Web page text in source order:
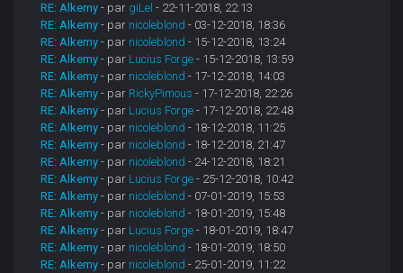
RE: Alkemy - par giLel - 22-11-2018, 22:13
RE: Alkemy - par nicoleblond - 03-12-2018, 18:36
RE: Alkemy - par nicoleblond - 15-12-2018, 13:24
RE: Alkemy - par Lucius Forge - 15-12-2018, 13:59
RE: Alkemy - par nicoleblond - 17-12-2018, 14:03
RE: Alkemy - par RickyPimous - 17-12-2018, 22:26
RE: Alkemy - par Lucius Forge - 17-12-2018, 22:48
RE: Alkemy - par nicoleblond - 18-12-2018, 11:25
RE: Alkemy - par nicoleblond - 18-12-2018, 21:47
RE: Alkemy - par nicoleblond - 24-12-2018, 18:21
RE: Alkemy - par Lucius Forge - 25-12-2018, 10:42
RE: Alkemy - par nicoleblond - 07-01-2019, 15:53
RE: Alkemy - par nicoleblond - 18-01-2019, 15:48
RE: Alkemy - par Lucius Forge - 18-01-2019, 18:47
RE: Alkemy - par nicoleblond - 18-01-2019, 18:50
RE: Alkemy - par nicoleblond - 25-01-2019, 11:22